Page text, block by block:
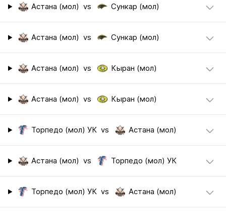
Астана (мол) vs Сункар (мол)
Астана (мол) vs Сункар (мол)
Астана (мол) vs Кыран (мол)
Астана (мол) vs Кыран (мол)
Торпедо (мол) УК vs Астана (мол)
Астана (мол) vs Торпедо (мол) УК
Торпедо (мол) УК vs Астана (мол)